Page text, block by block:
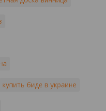
купить биде в украине